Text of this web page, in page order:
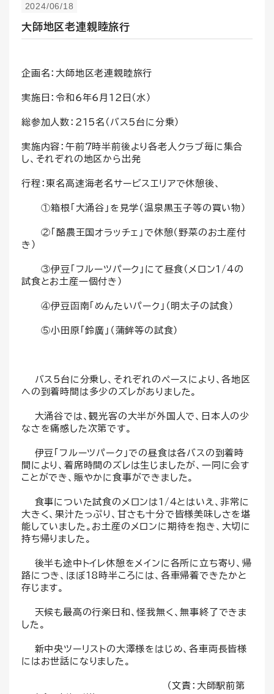
2024/06/18
大師地区老連親睦旅行
企画名：大師地区老連親睦旅行
実施日：令和6年6月12日(水）
総参加人数：215名(バス5台に分乗）
実施内容：午前7時半前後より各老人クラブ毎に集合
し、それぞれの地区から出発
行程：東名高速海老名サービスエリアで休憩後、
①箱根「大涌谷」を見学（温泉黒玉子等の買い物）
②「酪農王国オラッチェ」で休憩（野菜のお土産付
き）
③伊豆「フルーツパーク」にて昼食(メロン1/4の
試食とお土産一個付き）
④伊豆函南「めんたいパーク」（明太子の試食）
⑤小田原「鈴廣」（蒲鉾等の試食）
バス5台に分乗し、それぞれのペースにより、各地区
への到着時間は多少のズレがありました。
大涌谷では、観光客の大半が外国人で、日本人の少
なさを痛感した次第です。
伊豆「フルーツパーク」での昼食は各バスの到着時
間により、着席時間のズレは生じましたが、一同に会す
ことができ、賑やかに食事ができました。
食事についた試食のメロンは1/4とはいえ、非常に
大きく、果汁たっぷり、甘さも十分で皆様美味しさを堪
能していました。お土産のメロンに期待を抱き、大切に
持ち帰りました。
後半も途中トイレ休憩をメインに各所に立ち寄り、帰
路につき、ほぼ18時半ころには、各車帰着できたかと
存じます。
天候も最高の行楽日和、怪我無く、無事終了できま
した。
新中央ツーリストの大澤様をはじめ、各車両長皆様
にはお世話になりました。
（文責：大師駅前第